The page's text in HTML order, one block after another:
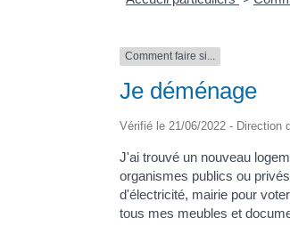
Comment faire si...
Je déménage
Vérifié le 21/06/2022 - Direction
J'ai trouvé un nouveau
organismes publics ou
d'électricité, mairie pour
tous mes meubles et